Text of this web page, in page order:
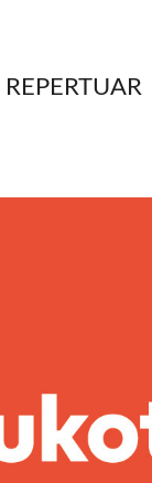
REPERTUAR